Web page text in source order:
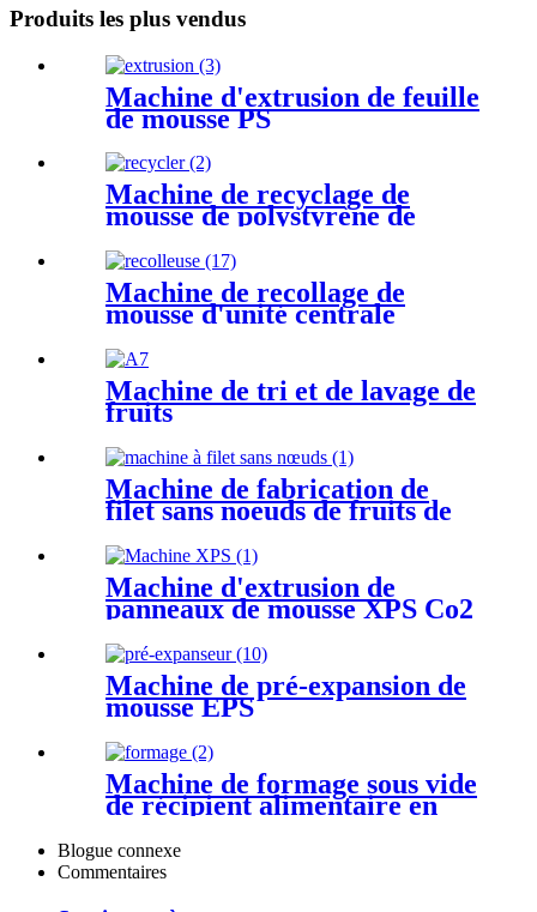
Produits les plus vendus
Machine d'extrusion de feuille
de mousse PS
Machine de recyclage de
mousse de polystyrène de
Machine de recollage de
mousse d'unité centrale
Machine de tri et de lavage de
fruits
Machine de fabrication de
filet sans noeuds de fruits de
PE
Machine d'extrusion de
panneaux de mousse XPS Co2
Machine de pré-expansion de
mousse EPS
Machine de formage sous vide
de récipient alimentaire en
mousse PS
Blogue connexe
Commentaires